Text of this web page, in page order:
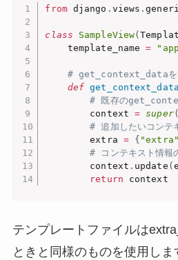
from django . views .
class SampleView(
    template_name
=
# get_context_dataを
def get_context_data
# 既存の
        context
= super(
# 追加したいコンテ
        extra
= { "extra"
# コンテキスト情報
        context
. update (
return context
テンプレートファイルは
ときと同様のものを使用しま